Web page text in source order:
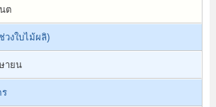
ต
วงใบไม้ผลิ)
ายน
ร